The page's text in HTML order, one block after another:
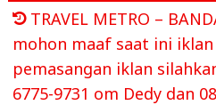
TRAVEL METRO –
mohon maaf saat ini
pemasangan iklan
6775-9731 om Dedy dan